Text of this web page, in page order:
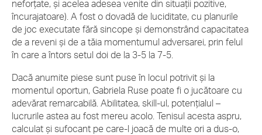
neforțate, și acelea adesea venite din situații pozitive,
încurajatoare). A fost o dovadă de luciditate, cu planurile
de joc executate fără sincope și demonstrând capacitatea
de a reveni și de a tăia momentumul adversarei, prin felul
în care a întors setul doi de la 3-5 la 7-5.
Dacă anumite piese sunt puse în locul potrivit și la
momentul oportun, Gabriela Ruse poate fi o jucătoare cu
adevărat remarcabilă. Abilitatea, skill-ul, potențialul –
lucrurile astea au fost mereu acolo. Tenisul acesta aspru,
calculat și sufocant pe care-l joacă de multe ori a dus-o,